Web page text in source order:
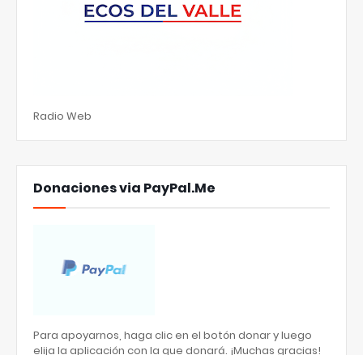
Radio Web
Donaciones via PayPal.Me
Para apoyarnos, haga clic en el botón donar y luego
elija la aplicación con la que donará. ¡Muchas gracias!